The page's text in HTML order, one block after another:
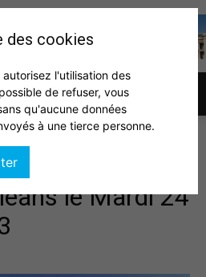
Association
des
le Mardi 24
des cookies
l'utilisation des
de refuser, vous
qu'aucune données
à une tierce personne.